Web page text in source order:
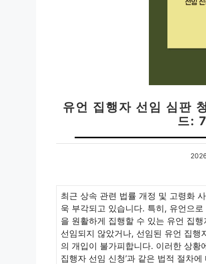
유언 집행자 선임 심판
드:
최근 상속 관련 법률 개정 및 고령화
욱 부각되고 있습니다. 특히, 유언으
을 원활하게 집행할 수 있는 유언 집
선임되지 않았거나, 선임된 유언 집행
의 개입이 불가피합니다. 이러한 상황
집행자 선임 신청’과 같은 법적 절차